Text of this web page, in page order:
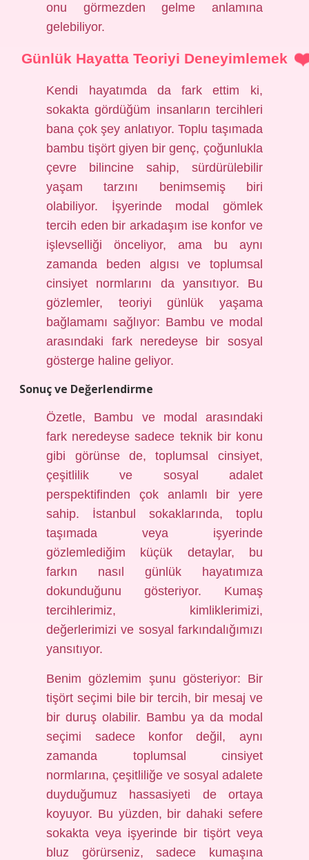
onu görmezden gelme anlamına
gelebiliyor.
Günlük Hayatta Teoriyi Deneyimlemek
Kendi hayatımda da fark ettim ki,
sokakta gördüğüm insanların tercihleri
bana çok şey anlatıyor. Toplu taşımada
bambu tişört giyen bir genç, çoğunlukla
çevre bilincine sahip, sürdürülebilir
yaşam tarzını benimsemiş biri
olabiliyor. İşyerinde modal gömlek
tercih eden bir arkadaşım ise konfor ve
işlevselliği önceliyor, ama bu aynı
zamanda beden algısı ve toplumsal
cinsiyet normlarını da yansıtıyor. Bu
gözlemler, teoriyi günlük yaşama
bağlamamı sağlıyor: Bambu ve modal
arasındaki fark neredeyse bir sosyal
gösterge haline geliyor.
Sonuç ve Değerlendirme
Özetle, Bambu ve modal arasındaki
fark neredeyse sadece teknik bir konu
gibi görünse de, toplumsal cinsiyet,
çeşitlilik ve sosyal adalet
perspektifinden çok anlamlı bir yere
sahip. İstanbul sokaklarında, toplu
taşımada veya işyerinde
gözlemlediğim küçük detaylar, bu
farkın nasıl günlük hayatımıza
dokunduğunu gösteriyor. Kumaş
tercihlerimiz, kimliklerimizi,
değerlerimizi ve sosyal farkındalığımızı
yansıtıyor.
Benim gözlemim şunu gösteriyor: Bir
tişört seçimi bile bir tercih, bir mesaj ve
bir duruş olabilir. Bambu ya da modal
seçimi sadece konfor değil, aynı
zamanda toplumsal cinsiyet
normlarına, çeşitliliğe ve sosyal adalete
duyduğumuz hassasiyeti de ortaya
koyuyor. Bu yüzden, bir dahaki sefere
sokakta veya işyerinde bir tişört veya
bluz görürseniz, sadece kumaşına